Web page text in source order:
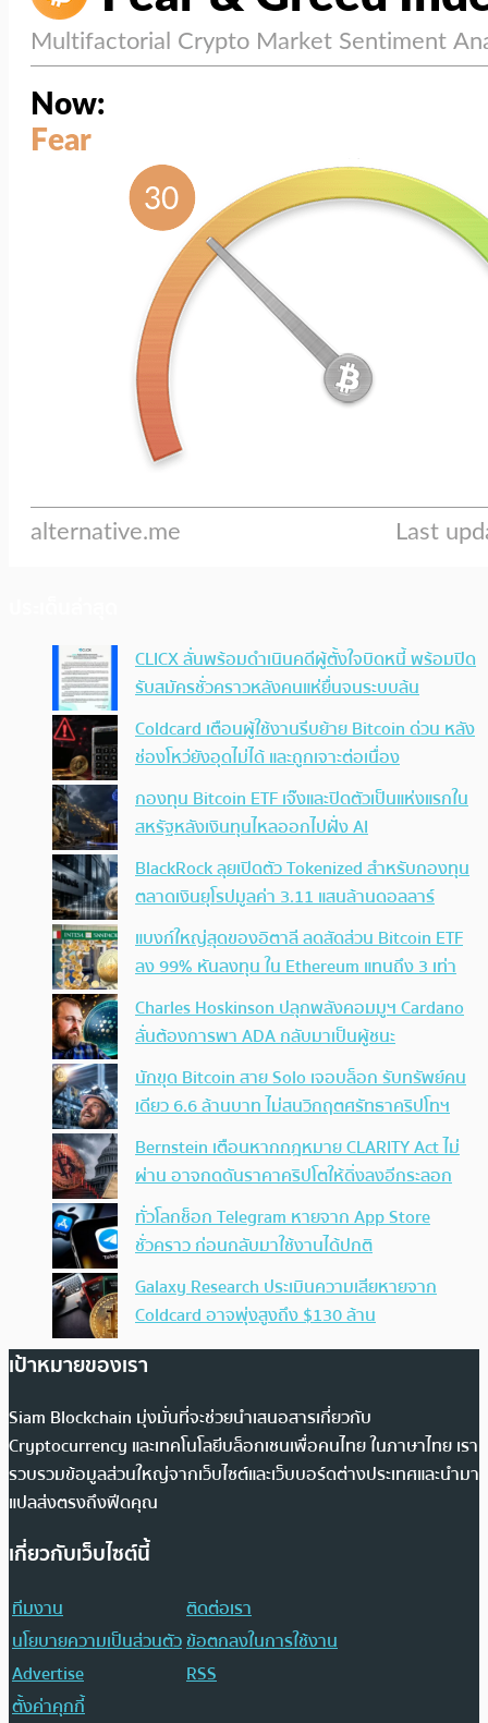
CLICX ลั่นพร้อมดำเนินคดีผู้ตั้งใจบิดหนี้ พร้อมปิด
รับสมัครชั่วคราวหลังคนแห่ยื่นจนระบบล้น
Coldcard เตือนผู้ใช้งานรีบย้าย Bitcoin ด่วน หลัง
ช่องโหว่ยังอุดไม่ได้ และถูกเจาะต่อเนื่อง
กองทุน Bitcoin ETF เจ๊งและปิดตัวเป็นแห่งแรกใน
สหรัฐหลังเงินทุนไหลออกไปฝั่ง AI
BlackRock ลุยเปิดตัว Tokenized สำหรับกองทุน
ตลาดเงินยุโรปมูลค่า 3.11 แสนล้านดอลลาร์
แบงก์ใหญ่สุดของอิตาลี ลดสัดส่วน Bitcoin ETF
ลง 99% หันลงทุน ใน Ethereum แทนถึง 3 เท่า
Charles Hoskinson ปลุกพลังคอมมูฯ Cardano
ลั่นต้องการพา ADA กลับมาเป็นผู้ชนะ
นักขุด Bitcoin สาย Solo เจอบล็อก รับทรัพย์คน
เดียว 6.6 ล้านบาท ไม่สนวิกฤตศรัทธาคริปโทฯ
Bernstein เตือนหากกฎหมาย CLARITY Act ไม่
ผ่าน อาจกดดันราคาคริปโตให้ดิ่งลงอีกระลอก
ทั่วโลกช็อก Telegram หายจาก App Store
ชั่วคราว ก่อนกลับมาใช้งานได้ปกติ
Galaxy Research ประเมินความเสียหายจาก
Coldcard อาจพุ่งสูงถึง $130 ล้าน
เป้าหมายของเรา
Siam Blockchain มุ่งมั่นที่จะช่วยนำเสนอสารเกี่ยวกับ
Cryptocurrency และเทคโนโลยีบล็อกเชนเพื่อคนไทย ในภาษาไทย เรา
รวบรวมข้อมูลส่วนใหญ่จากเว็บไซต์และเว็บบอร์ดต่างประเทศและนำมา
แปลส่งตรงถึงฟีดคุณ
เกี่ยวกับเว็บไซต์นี้
ทีมงาน
ติดต่อเรา
นโยบายความเป็นส่วนตัวข้อตกลงในการใช้งาน
Advertise
RSS
ตั้งค่าคุกกี้